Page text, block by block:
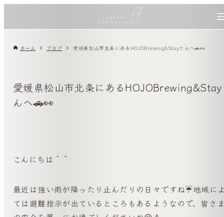
ホーム ブログ 愛媛県松山市北条にあるHOJOBrewing&Stayさんへ🚗👀
愛媛県松山市北条にある
んへ🚗👀
こんにちは＾＾
最近は強い雨が降ったり止んだりの日々ですね☔️地域に
ては避難指示が出ているところもあるようなので、皆さ